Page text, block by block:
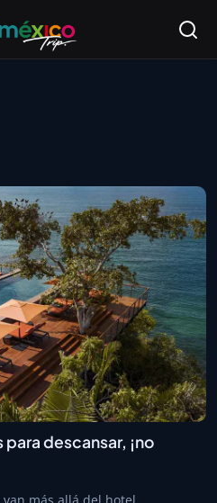
descansar, ¡no